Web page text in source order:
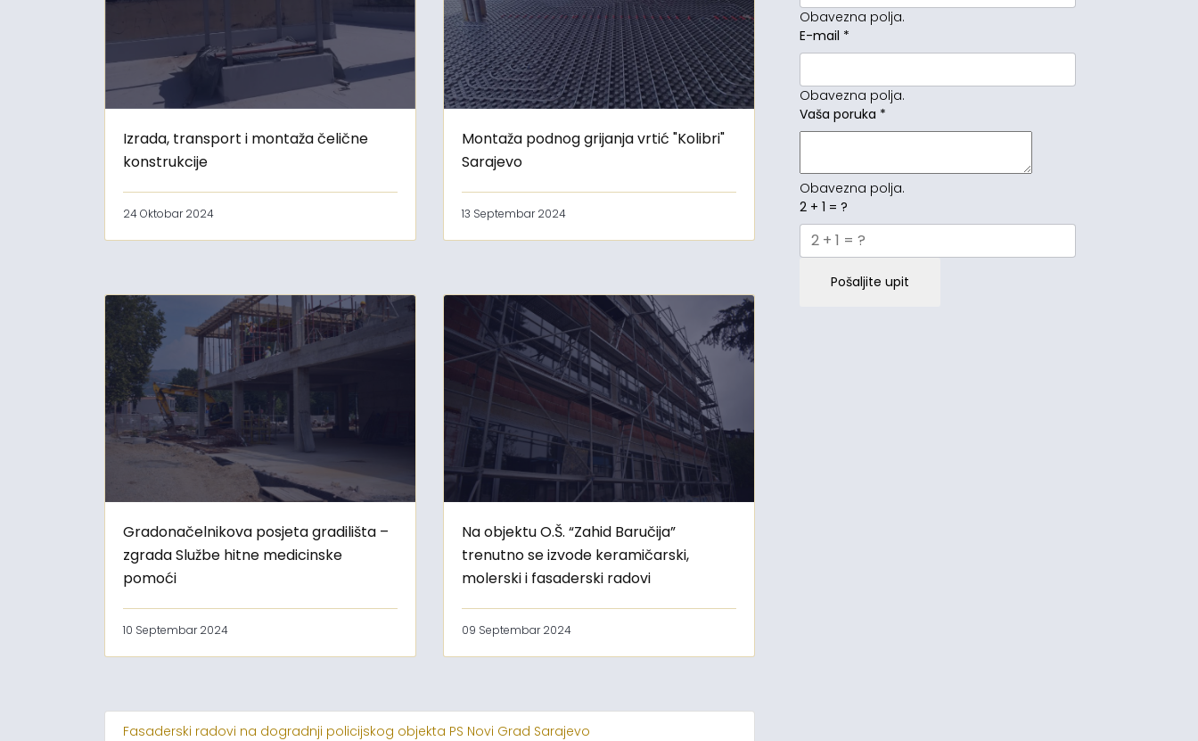
Izrada, transport i montaža čelične
konstrukcije
24 Oktobar 2024
Montaža podnog grijanja vrtić "Kolibri"
Sarajevo
13 Septembar 2024
Gradonačelnikova posjeta gradilišta –
zgrada Službe hitne medicinske
pomoći
10 Septembar 2024
Na objektu O.Š. “Zahid Baručija”
trenutno se izvode keramičarski,
molerski i fasaderski radovi
09 Septembar 2024
Fasaderski radovi na dogradnji policijskog objekta PS Novi Grad Sarajevo
Obavezna polja.
E-mail *
Obavezna polja.
Vaša poruka *
Obavezna polja.
2 + 1 = ?
Pošaljite upit